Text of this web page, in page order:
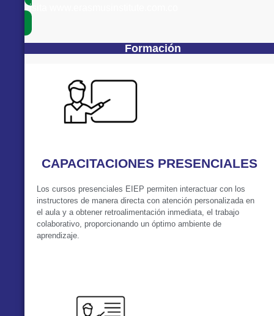
visita www.erasmusinstitute.com.co
Formación
CAPACITACIONES PRESENCIALES
Los cursos presenciales EIEP permiten interactuar con los
instructores de manera directa con atención personalizada en
el aula y a obtener retroalimentación inmediata, el trabajo
colaborativo, proporcionando un óptimo ambiente de
aprendizaje.